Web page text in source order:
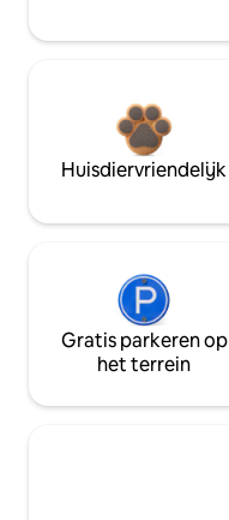
Huisdiervriendelijk
Gratis parkeren op
het terrein